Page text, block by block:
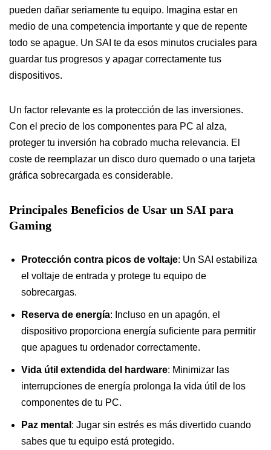
pueden dañar seriamente tu equipo. Imagina estar en
medio de una competencia importante y que de repente
todo se apague. Un SAI te da esos minutos cruciales para
guardar tus progresos y apagar correctamente tus
dispositivos.
Un factor relevante es la protección de las inversiones.
Con el precio de los componentes para PC al alza,
proteger tu inversión ha cobrado mucha relevancia. El
coste de reemplazar un disco duro quemado o una tarjeta
gráfica sobrecargada es considerable.
Principales Beneficios de Usar un SAI para
Gaming
Protección contra picos de voltaje: Un SAI estabiliza
el voltaje de entrada y protege tu equipo de
sobrecargas.
Reserva de energía: Incluso en un apagón, el
dispositivo proporciona energía suficiente para permitir
que apagues tu ordenador correctamente.
Vida útil extendida del hardware: Minimizar las
interrupciones de energía prolonga la vida útil de los
componentes de tu PC.
Paz mental : Jugar sin estrés es más divertido cuando
sabes que tu equipo está protegido.